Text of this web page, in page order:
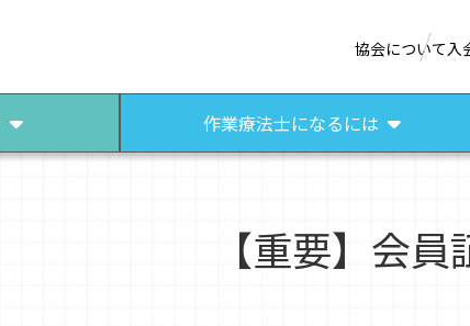
協会について 入
作業療法士になるには
【重要】会